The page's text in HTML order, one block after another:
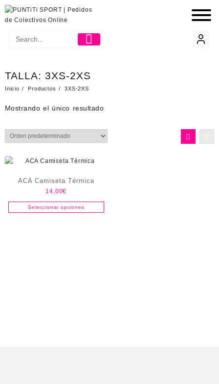
TALLA: 3XS-2XS
Inicio Productos 3XS-2XS
Mostrando el único resultado
ACA Camiseta Térmica
14,00€
Seleccionar opciones